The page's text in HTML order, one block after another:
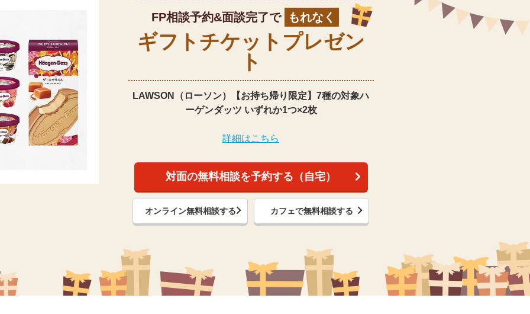
FP相談予約&面談完了で もれなく
ギフトチケット プレゼン
ト
LAWSON（ローソン）【お持ち帰り限定】 7種の対象ハ
ーゲンダッツ いずれか1つ×2枚
詳細はこちら
対面の無料相談を予約する（自宅）
オンライン無料相談する カフェで無料相談する